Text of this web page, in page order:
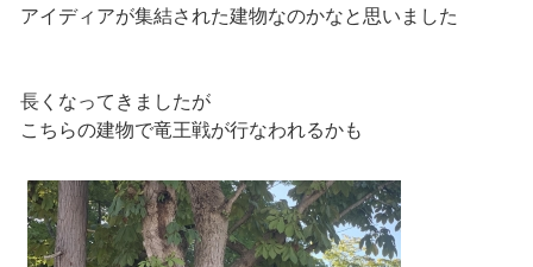
アイディアが集結された建物なのかなと思いました
長くなってきましたが
こちらの建物で竜王戦が行なわれるかも